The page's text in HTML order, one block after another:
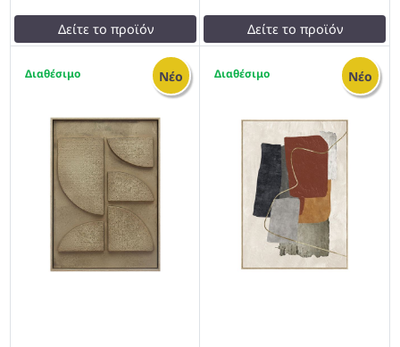
Δείτε το προϊόν
ΠΙΝΑΚΑΣ ΣΕ ΚΑΜΒΑ ΛΕΥΚΟ
ΚΑΦΕ PVC/MDF 60Χ60ΕΚ
Δείτε το προϊόν
ΠΙΝΑΚΑΣ ΣΕ 3D ΚΑΜΒΑ
ΜΠΕΖ PVC/MDF 50Χ70ΕΚ
Νέο Νέο